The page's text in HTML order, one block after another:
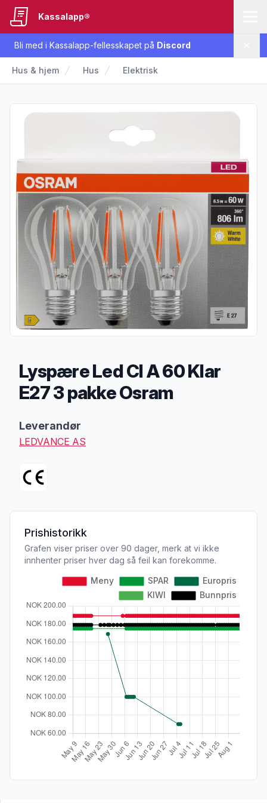
Bli med i Kassalapp-fellesskapet på Discord
Kassalapp®
Hus & hjem Hus Elektrisk
Lyspære Led Cl A 60 Klar
E27 3 pakke Osram
Leverandør
LEDVANCE AS
Prishistorikk
Grafen viser priser over 90 dager, merk at vi ikke
innhenter priser hver dag så feil kan forekomme.